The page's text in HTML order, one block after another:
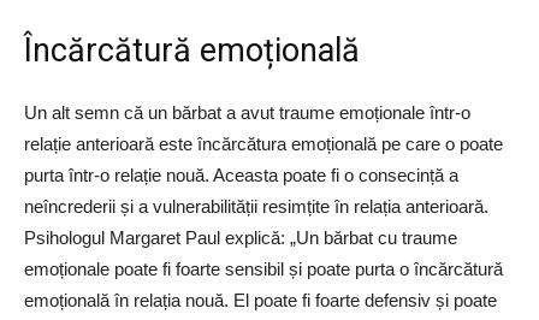
Încărcătură emoțională
Un alt semn că un bărbat a avut traume emoționale într-o
relație anterioară este încărcătura emoțională pe care o poate
purta într-o relație nouă. Aceasta poate fi o consecință a
neîncrederii și a vulnerabilității resimțite în relația anterioară.
Psihologul Margaret Paul explică: „Un bărbat cu traume
emoționale poate fi foarte sensibil și poate purta o încărcătură
emoțională în relația nouă. El poate fi foarte defensiv și poate